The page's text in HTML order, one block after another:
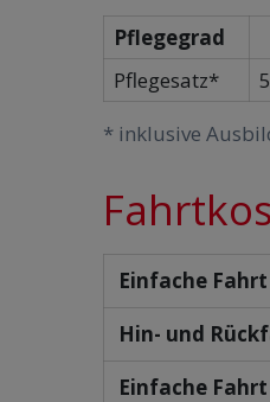
Pflegegrad
Pflegesatz*
* inklusive
Einfache
Hin- und
Einfache